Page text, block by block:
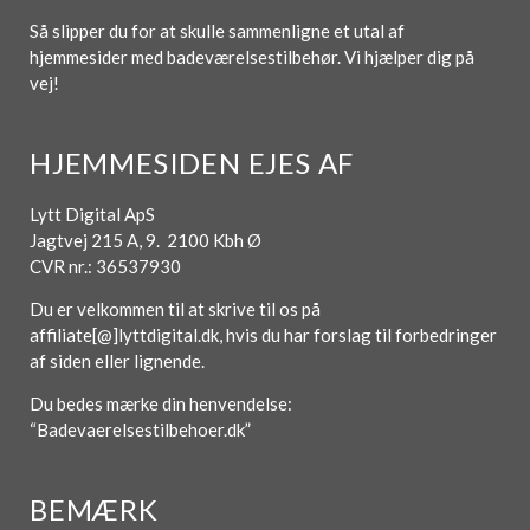
Så slipper du for at skulle sammenligne et utal af
hjemmesider med badeværelsestilbehør. Vi hjælper dig på
vej!
HJEMMESIDEN EJES AF
Lytt Digital ApS
Jagtvej 215 A, 9. 2100 Kbh Ø
CVR nr.: 36537930
Du er velkommen til at skrive til os på
affiliate[@]lyttdigital.dk, hvis du har forslag til forbedringer
af siden eller lignende.
Du bedes mærke din henvendelse:
“Badevaerelsestilbehoer.dk”
BEMÆRK